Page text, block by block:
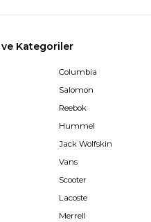
Kategoriler
Columbia
Salomon
Reebok
Hummel
Jack Wolfskin
Vans
Scooter
Lacoste
Merrell